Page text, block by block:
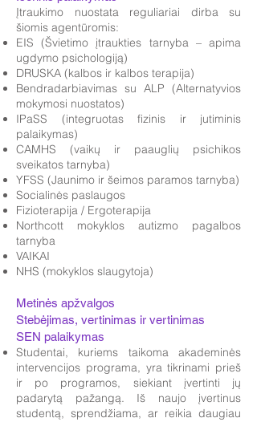
Įtraukimo nuostata reguliariai dirba su
šiomis agentūromis:
EIS (Švietimo įtraukties tarnyba – apima
ugdymo psichologiją)
DRUSKA (kalbos ir kalbos terapija)
Bendradarbiavimas su ALP (Alternatyvios
mokymosi nuostatos)
IPaSS (integruotas fizinis ir jutiminis
palaikymas)
CAMHS (vaikų ir paauglių psichikos
sveikatos tarnyba)
YFSS (Jaunimo ir šeimos paramos tarnyba)
Socialinės paslaugos
Fizioterapija / Ergoterapija
Northcott mokyklos autizmo pagalbos
tarnyba
VAIKAI
NHS (mokyklos slaugytoja)
Metinės apžvalgos
Stebėjimas, vertinimas ir vertinimas
SEN palaikymas
Studentai, kuriems taikoma akademinės
intervencijos programa, yra tikrinami prieš
ir po programos, siekiant įvertinti jų
padarytą pažangą. Iš naujo įvertinus
studentą, sprendžiama, ar reikia daugiau